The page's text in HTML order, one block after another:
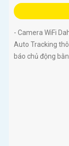
- Camera WiFi
Auto Tracking
báo chủ động